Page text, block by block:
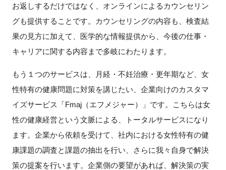
お返しするだけではなく、オンラインによるカウンセリン
グも提供することです。カウンセリングの内容も、検査結
果の見方に加えて、医学的な情報提供から、今後の仕事・
キャリアに関する内容まで多岐にわたります。
もう１つのサービスは、月経・不妊治療・更年期など、女
性特有の健康問題に対策を講じたい、企業向けのカスタマ
イズサービス「Fmaj（エフメジャー）」です。こちらは女
性の健康経営という文脈による、トータルサービスになり
ます。企業から依頼を受けて、社内における女性特有の健
康課題の調査と課題の抽出を行い、さらに我々自身で解決
策の提案を行います。企業側の要望があれば、解決策の実